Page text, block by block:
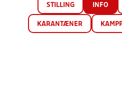
STILLING INFO
KARANTÆNER